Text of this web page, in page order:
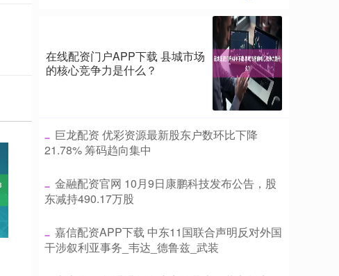
在线配资门户APP下载 县城市场
的核心竞争力是什么？
​巨龙配资 优彩资源最新股东户数环比下降
21.78% 筹码趋向集中
​金融配资官网 10月9日康鹏科技发布公告，股
东减持490.17万股
​嘉信配资APP下载 中东11国联合声明反对外国
干涉叙利亚事务_韦达_德鲁兹_武装